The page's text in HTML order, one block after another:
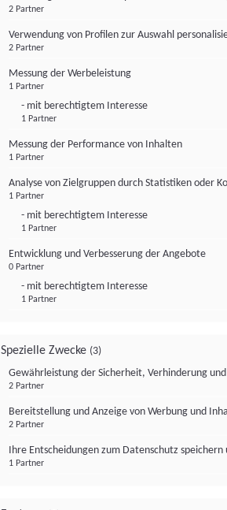
2 Partner
Verwendung von Profilen zur Auswahl
2 Partner
Messung der Werbeleistung
1 Partner
- mit berechtigtem Interesse
1 Partner
Messung der Performance von Inhalten
1 Partner
Analyse von Zielgruppen durch Statistiken oder
1 Partner
- mit berechtigtem Interesse
1 Partner
Entwicklung und Verbesserung der Angebote
0 Partner
- mit berechtigtem Interesse
1 Partner
Spezielle Zwecke (3)
Gewährleistung der Sicherheit, Verhinderung
2 Partner
Bereitstellung und Anzeige von Werbung und
2 Partner
Ihre Entscheidungen zum Datenschutz
1 Partner